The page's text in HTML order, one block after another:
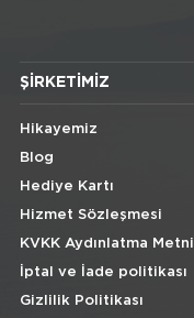
ŞIRKETIMIZ
Hikayemiz
Blog
Hediye Kartı
Hizmet Sözleşmesi
KVKK Aydınlatma Metni
İptal ve İade politikası
Gizlilik Politikası